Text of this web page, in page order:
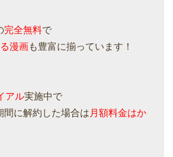
完全無料で
漫画 も豊富に揃っています！
アル実施中で
間に解約した場合は月額料金はか